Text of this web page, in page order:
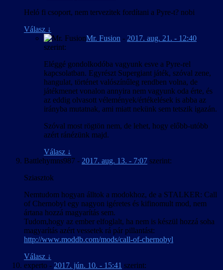
Heló fi csoport, nem tervezitek fordítani a Pyre-t? nobi
Válasz ↓
Mr. Fusion - 2017. aug. 21. - 12:40
szerint:
Eléggé gondolkodóba vagyunk esve a Pyre-rel
kapcsolatban. Egyrészt Supergiant játék, szóval zene,
hangulat, történet valószínűleg rendben volna, de
játékmenet vonalon annyira nem vagyunk oda érte, és
az eddig olvasott vélemények/értékelések is abba az
irányba mutatnak, ami miatt nekünk sem tetszik igazán.
Szóval most rögtön nem, de lehet, hogy előbb-utóbb
azért ránézünk majd.
Válasz ↓
Battlehymns987 - 2017. aug. 13. - 7:07 szerint:
Sziasztok
Nemtudom hogyan álltok a modokhoz, de a STALKER: Call
of Chernobyl egy nagyon igéretes és kifinomult mod, nem
ártana hozzá magyarítás sem.
Tudom,hogy az ember elfoglalt, ha nem is készül hozzá soha
magyarítás azért vessetek rá pár pillantást:
http://www.moddb.com/mods/call-of-chernobyl
Válasz ↓
experto - 2017. jún. 10. - 15:41 szerint: